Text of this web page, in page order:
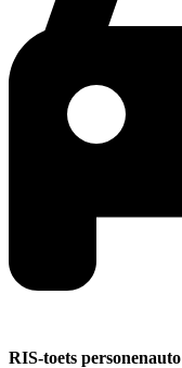
RIS-toets personenauto